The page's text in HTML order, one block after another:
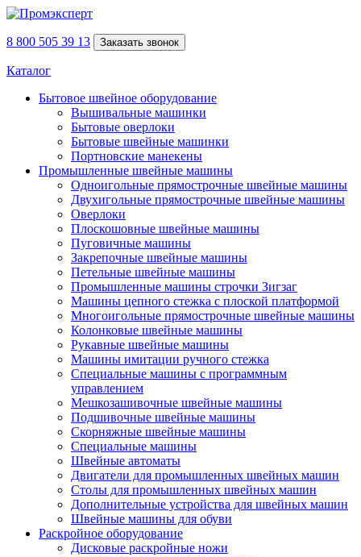
8 800 505 39 13 Заказать звонок
Каталог
Бытовое швейное оборудование
Вышивальные машинки
Бытовые оверлоки
Бытовые швейные машинки
Портновские манекены
Промышленные швейные машины
Одноигольные прямострочные швейные машины
Двухигольные прямострочные швейные машины
Оверлоки
Плоскошовные швейные машины
Пуговичные машины
Закрепочные швейные машины
Петельные швейные машины
Промышленные машины строчки Зигзаг
Машины цепного стежка с плоской платформой
Многоигольные прямострочные швейные машины
Колонковые швейные машины
Рукавные швейные машины
Машины имитации ручного стежка
Специальные машины с программным
управлением
Мешкозашивочные швейные машины
Подшивочные швейные машины
Скорняжные швейные машины
Специальные машины
Швейные автоматы
Двигатели для промышленных швейных машин
Столы для промышленных швейных машин
Дополнительные устройства для швейных машин
Швейные машины для обуви
Раскройное оборудование
Дисковые раскройные ножи